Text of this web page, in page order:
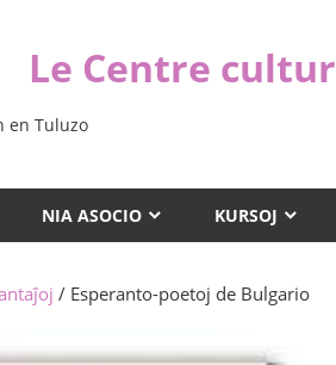
Le Centre
en Tuluzo
NIA ASOCIO KURSOJ
/ Esperanto-poetoj de Bulgario